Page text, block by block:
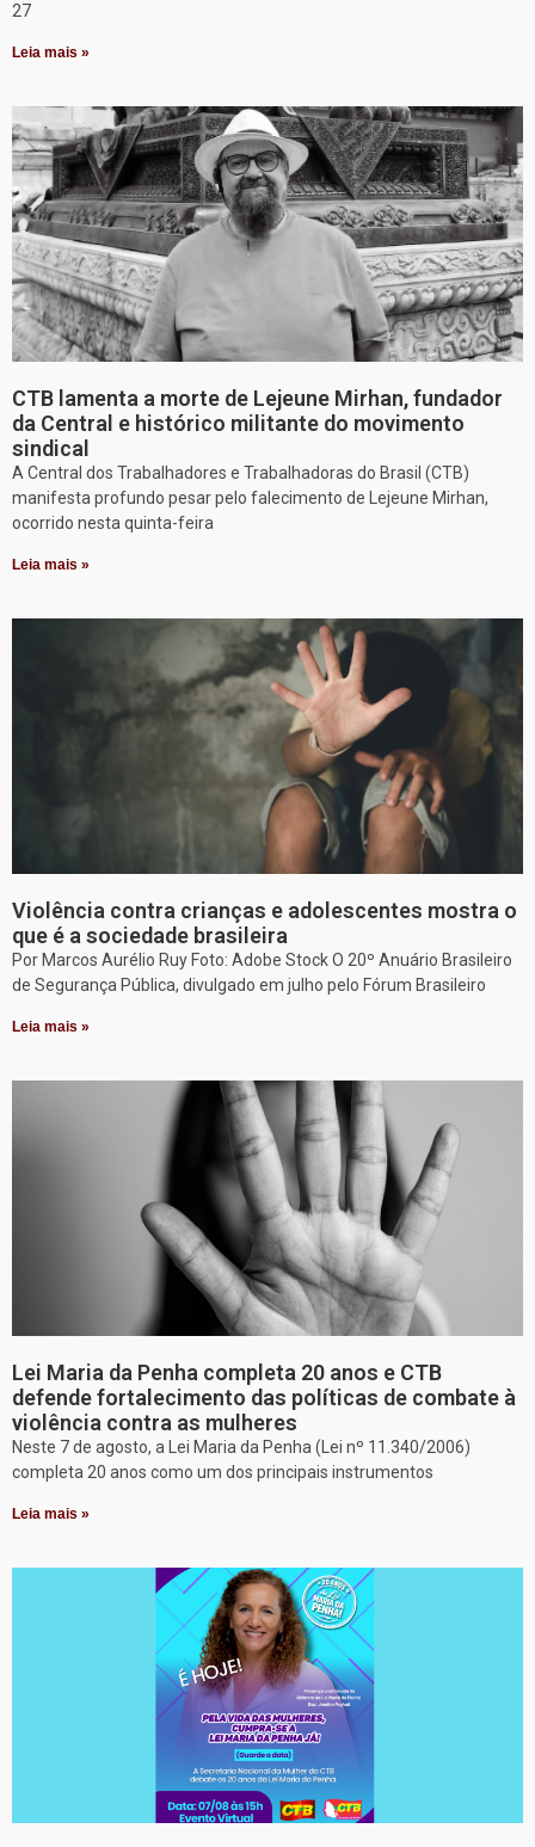
27
Leia mais »
CTB lamenta a morte de Lejeune Mirhan, fundador
da Central e histórico militante do movimento
sindical
A Central dos Trabalhadores e Trabalhadoras do Brasil (CTB)
manifesta profundo pesar pelo falecimento de Lejeune Mirhan,
ocorrido nesta quinta-feira
Leia mais »
Violência contra crianças e adolescentes mostra o
que é a sociedade brasileira
Por Marcos Aurélio Ruy Foto: Adobe Stock O 20º Anuário Brasileiro
de Segurança Pública, divulgado em julho pelo Fórum Brasileiro
Leia mais »
Lei Maria da Penha completa 20 anos e CTB
defende fortalecimento das políticas de combate à
violência contra as mulheres
Neste 7 de agosto, a Lei Maria da Penha (Lei nº 11.340/2006)
completa 20 anos como um dos principais instrumentos
Leia mais »